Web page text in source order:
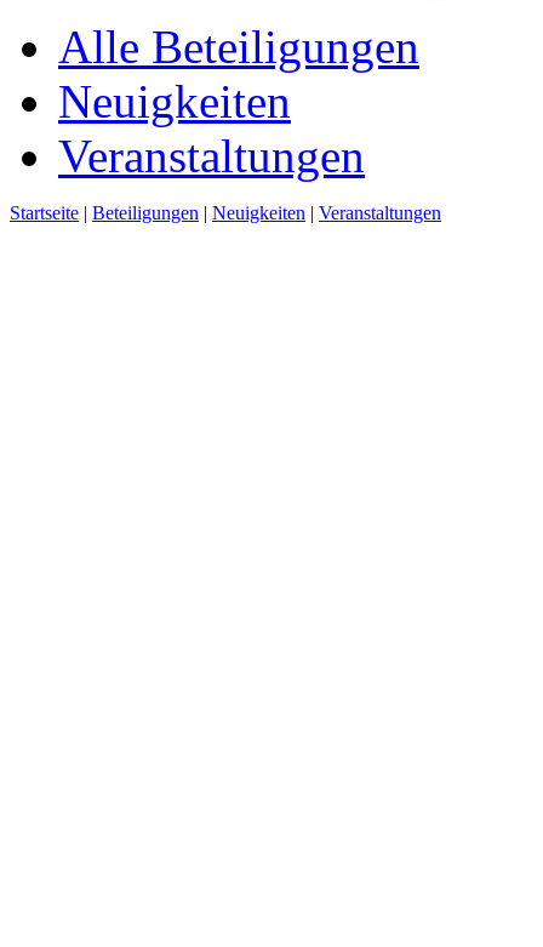
Alle Beteiligungen
Neuigkeiten
Veranstaltungen
Startseite | Beteiligungen | Neuigkeiten | Veranstaltungen